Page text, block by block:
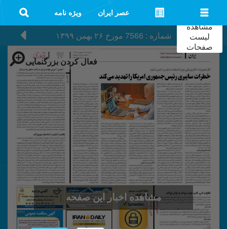
عصر ایران ویژه نامه
شماره : 7566 مورخ ۲۶ بهمن ۱۳۹۹
فعال کردن بزرگنمایی
مشاهده اخبار این صفحه
مشاهده
لیست
صفحات